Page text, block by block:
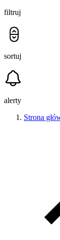
filtruj
sortuj
alerty
Strona